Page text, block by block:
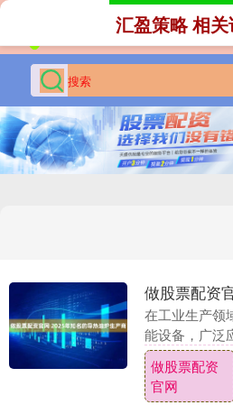
汇盈策略 相
在工业生产领
能设备，广泛
多个行业，其
影响企业生产
求的不断提....
做股票配资
官网